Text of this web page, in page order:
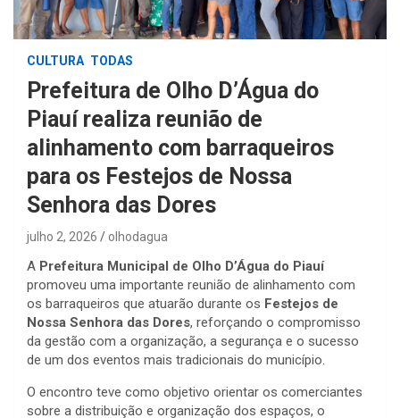
CULTURA TODAS
Prefeitura de Olho D’Água do
Piauí realiza reunião de
alinhamento com barraqueiros
para os Festejos de Nossa
Senhora das Dores
julho 2, 2026 olhodagua
A Prefeitura Municipal de Olho D’Água do Piauí
promoveu uma importante reunião de alinhamento com
os barraqueiros que atuarão durante os Festejos de
Nossa Senhora das Dores, reforçando o compromisso
da gestão com a organização, a segurança e o sucesso
de um dos eventos mais tradicionais do município.
O encontro teve como objetivo orientar os comerciantes
sobre a distribuição e organização dos espaços, o